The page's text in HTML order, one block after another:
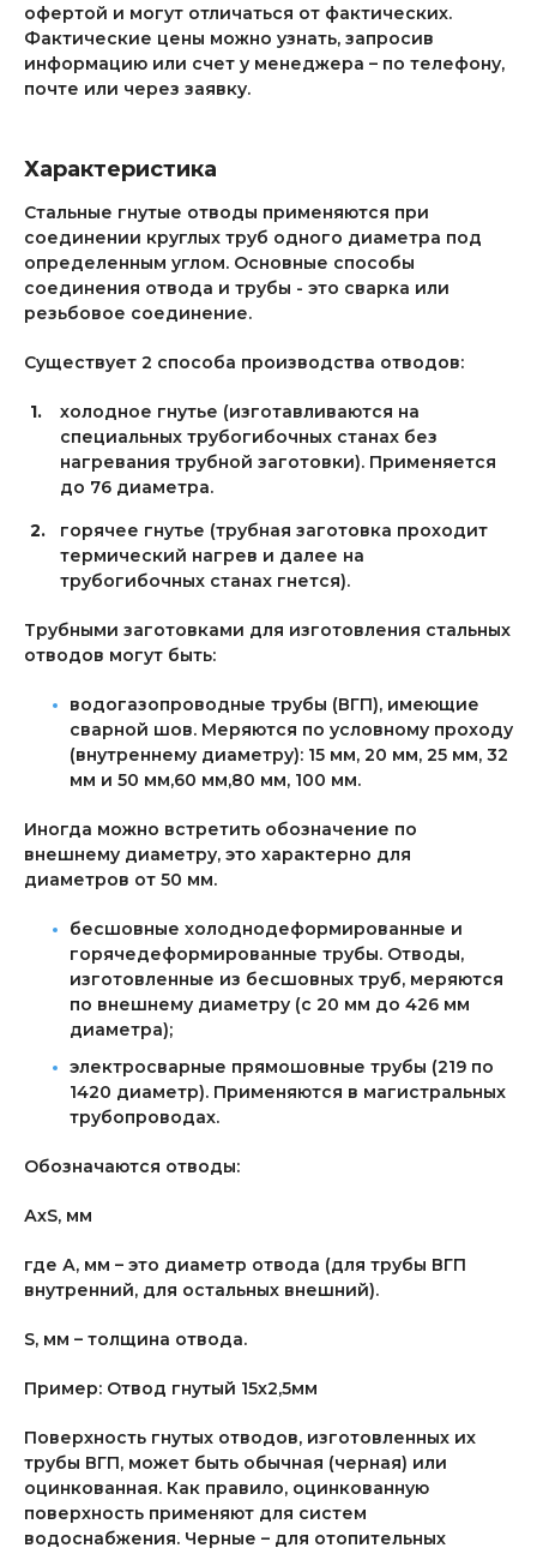
офертой и могут отличаться от фактических.
Фактические цены можно узнать, запросив
информацию или счет у менеджера – по телефону,
почте или через заявку.
Характеристика
Стальные гнутые отводы применяются при
соединении круглых труб одного диаметра под
определенным углом. Основные способы
соединения отвода и трубы - это сварка или
резьбовое соединение.
Существует 2 способа производства отводов:
холодное гнутье (изготавливаются на
специальных трубогибочных станах без
нагревания трубной заготовки). Применяется
до 76 диаметра.
горячее гнутье (трубная заготовка проходит
термический нагрев и далее на
трубогибочных станах гнется).
Трубными заготовками для изготовления стальных
отводов могут быть:
водогазопроводные трубы (ВГП), имеющие
сварной шов. Меряются по условному проходу
(внутреннему диаметру): 15 мм, 20 мм, 25 мм, 32
мм и 50 мм,60 мм,80 мм, 100 мм.
Иногда можно встретить обозначение по
внешнему диаметру, это характерно для
диаметров от 50 мм.
бесшовные холоднодеформированные и
горячедеформированные трубы. Отводы,
изготовленные из бесшовных труб, меряются
по внешнему диаметру (с 20 мм до 426 мм
диаметра);
электросварные прямошовные трубы (219 по
1420 диаметр). Применяются в магистральных
трубопроводах.
Обозначаются отводы:
АхS, мм
где А, мм – это диаметр отвода (для трубы ВГП
внутренний, для остальных внешний).
S, мм – толщина отвода.
Пример: Отвод гнутый 15х2,5мм
Поверхность гнутых отводов, изготовленных их
трубы ВГП, может быть обычная (черная) или
оцинкованная. Как правило, оцинкованную
поверхность применяют для систем
водоснабжения. Черные – для отопительных